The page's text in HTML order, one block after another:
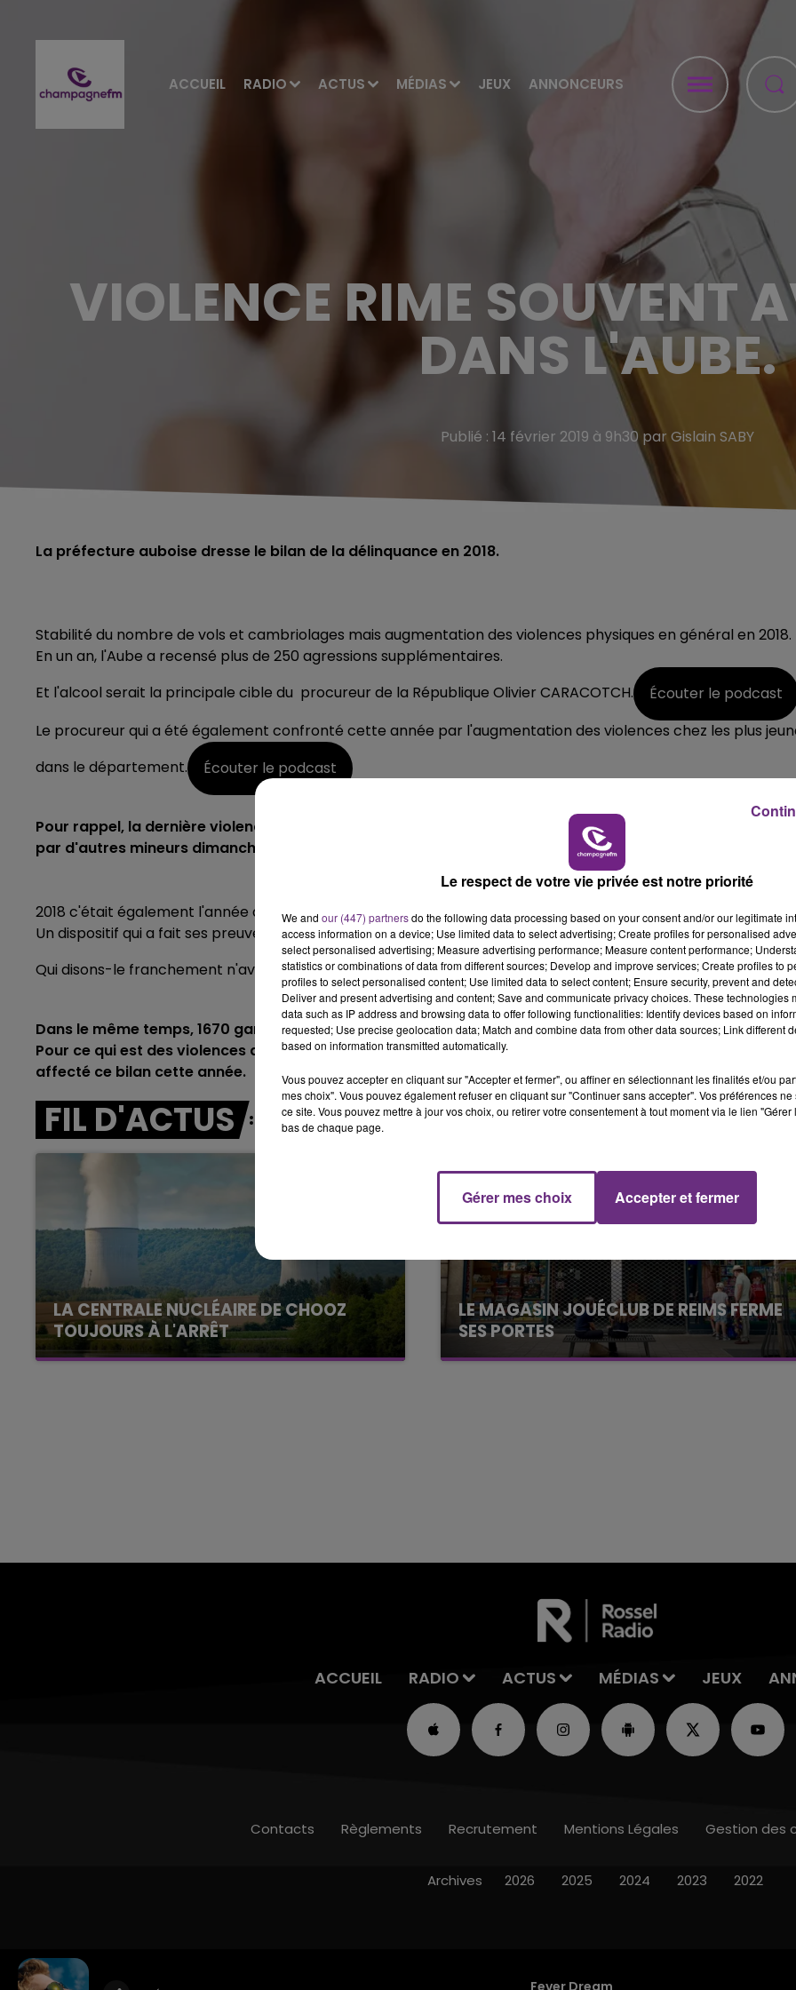
ACCUEIL RADIO ACTUS MÉDIAS JEUX ANNONCEURS
LE WEEK-END CHAMPAGNE FM LE WEEK-END
VIOLENCE RIME SOUVENT
DANS L'AUBE.
Publié : 14 février 2019 à 9h30 par Gislain SABY
La préfecture auboise dresse le bilan de la délinquance en 2018.
Stabilité du nombre de vols et cambriolages mais augmentation des violences physiques en général en 2018.
En un an, l'Aube a recensé plus de 250 agressions supplémentaires.
Et l'alcool serait la principale cible du procureur de la République Olivier CARACOTCH.
Écouter le podcast
Le procureur qui a été également confronté cette année par l'augmentation des violences chez les plus
dans le département.
Écouter le podcast
Pour rappel, la dernière violence en date chez les plus jeunes, c'est
un adolescent séquestré et violenté
par d'autres mineurs dimanche dernier à Troyes. 6 ont été interpellés dont un âgé seulement de 12 ans.
2018 c'était également l'année du lancement de la Police de Sécurité du Quotidien dans l'Aube.
Un dispositif qui a fait ses preuves d'après préfet Thierry Mosimann notamment sur le dépôt de main
Qui disons-le franchement n'avait jusque là pas vraiment d'utilité.
Écouter le podcast
Dans le même temps, 1670 gardes à vue ont été effectuées dans l'Aube soit 100 de plus qu'en 2017.
Pour ce qui est des violences déclarées lors des manifestations des gilets jaunes, elles ont très peu
affecté ce bilan cette année.
FIL D'ACTUS
LA CENTRALE NUCLÉAIRE DE CHOOZ
TOUJOURS À L'ARRÊT
Cela fait déjà une semaine que la centrale
LE MAGASIN JOUÉCLUB DE REIMS FERME
SES PORTES
C'était l'une des institutions du centre-ville
FM Le Week-end Champagne FM
ACCUEIL RADIO ACTUS MÉDIAS JEUX
Fever Dream
Contacts Règlements Recrutement Mentions Légales Gestion des
Archives 2026 2025 2024 2023 2022
Le respect de votre vie privée est notre priorité
We and our (447) partnersdo the following data processing based on your consent and/or our legitimate
access information on a device; Use limited data to select advertising; Create profiles for personalised
select personalised advertising; Measure advertising performance; Measure content performance;
statistics or combinations of data from different sources; Develop and improve services; Create profiles to
profiles to select personalised content; Use limited data to select content; Ensure security, prevent and
Deliver and present advertising and content; Save and communicate privacy choices. These technologies
data such as IP address and browsing data to offer following functionalities: Identify devices based on
requested; Use precise geolocation data; Match and combine data from other data sources; Link different
based on information transmitted automatically.
Vous pouvez accepter en cliquant sur "Accepter et fermer", ou affiner en sélectionnant les finalités et/ou
mes choix". Vous pouvez également refuser en cliquant sur "Continuer sans accepter". Vos préférences
ce site. Vous pouvez mettre à jour vos choix, ou retirer votre consentement à tout moment via le lien
bas de chaque page.
Gérer mes choix Accepter et fermer